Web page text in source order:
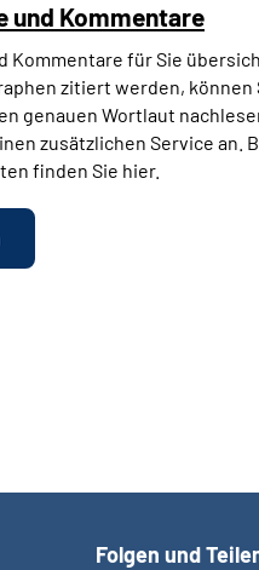
und Kommentare
Kommentare für Sie
zitiert werden, können
genauen Wortlaut
zusätzlichen Service an.
finden Sie hier.
Folgen und